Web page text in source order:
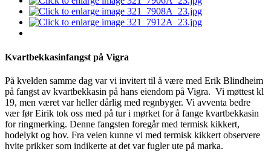
Kvartbekkasinfangst på Vigra
På kvelden samme dag var vi invitert til å være med Erik Blindheim
på fangst av kvartbekkasin på hans eiendom på Vigra. Vi møttest kl
19, men været var heller dårlig med regnbyger. Vi avventa bedre
vær før Eirik tok oss med på tur i mørket for å fange kvartbekkasin
for ringmerking. Denne fangsten foregår med termisk kikkert,
hodelykt og hov. Fra veien kunne vi med termisk kikkert observere
hvite prikker som indikerte at det var fugler ute på marka.